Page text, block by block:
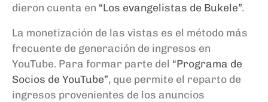
dieron cuenta en “Los evangelistas de Bukele”.
La monetización de las vistas es el método más
frecuente de generación de ingresos en
YouTube. Para formar parte del “Programa de
Socios de YouTube”, que permite el reparto de
ingresos provenientes de los anuncios